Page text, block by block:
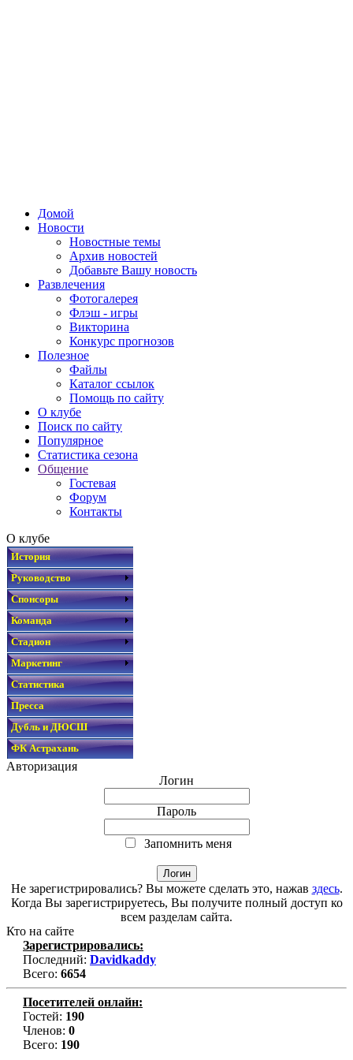
Домой
Новости
Новостные темы
Архив новостей
Добавьте Вашу новость
Развлечения
Фотогалерея
Флэш - игры
Викторина
Конкурс прогнозов
Полезное
Файлы
Каталог ссылок
Помощь по сайту
О клубе
Поиск по сайту
Популярное
Статистика сезона
Общение
Гостевая
Форум
Контакты
О клубе
История
Руководство
Спонсоры
Команда
Стадион
Маркетинг
Статистика
Пресса
Дубль и ДЮСШ
ФК Астрахань
Авторизация
Логин
Пароль
Запомнить меня
Не зарегистрировались? Вы можете сделать это, нажав здесь.
Когда Вы зарегистрируетесь, Вы получите полный доступ ко
всем разделам сайта.
Кто на сайте
Зарегистрировались:
Последний: Davidkaddy
Всего: 6654
Посетителей онлайн:
Гостей: 190
Членов: 0
Всего: 190